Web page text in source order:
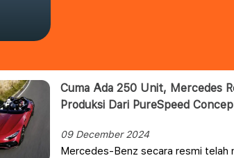
Cuma Ada 250 Unit, Mercedes
Produksi Dari PureSpeed
09 December 2024
Mercedes-Benz secara resmi telah